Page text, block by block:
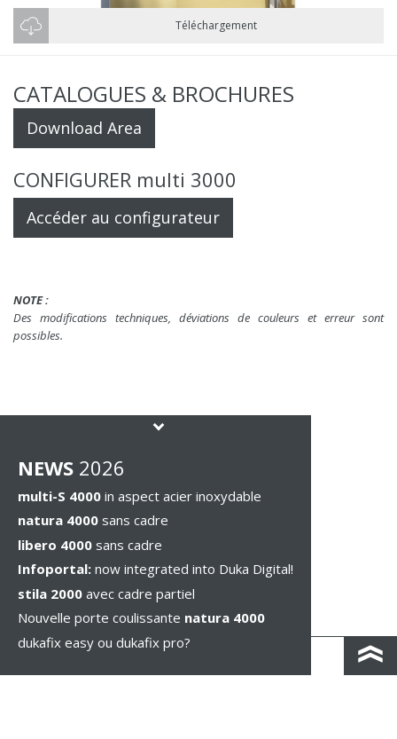
Téléchargement
CATALOGUES & BROCHURES
Download Area
CONFIGURER multi 3000
Accéder au configurateur
NOTE :
Des modifications techniques, déviations de couleurs et erreur sont
possibles.
NEWS 2026
multi-S 4000 in aspect acier inoxydable
natura 4000 sans cadre
libero 4000 sans cadre
Infoportal: now integrated into Duka Digital!
stila 2000 avec cadre partiel
Nouvelle porte coulissante natura 4000
dukafix easy ou dukafix pro?